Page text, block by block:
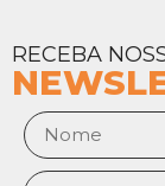
RECEBA